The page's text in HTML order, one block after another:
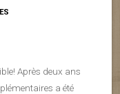
Après deux ans
a été